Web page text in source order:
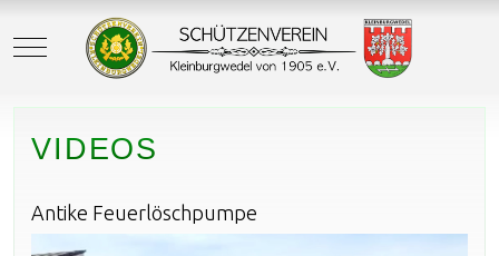
Mobile Menu Toggle
VIDEOS
Antike Feuerlöschpumpe